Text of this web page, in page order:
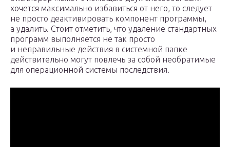
хочется максимально избавиться от него, то следует
не просто деактивировать компонент программы,
а удалить. Стоит отметить, что удаление стандартных
программ выполняется не так просто
и неправильные действия в системной папке
действительно могут повлечь за собой необратимые
для операционной системы последствия.